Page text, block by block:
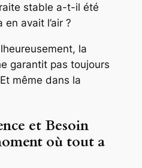
stable a-t-il été
avait l’air ?
la
garantit pas toujours
même dans la
et Besoin
où tout a